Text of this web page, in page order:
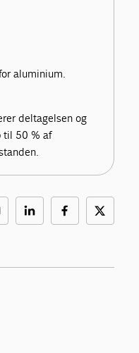
aluminium.
deltagelsen og
til 50 % af